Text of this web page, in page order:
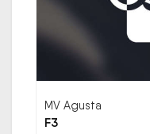
MV Agusta
F3